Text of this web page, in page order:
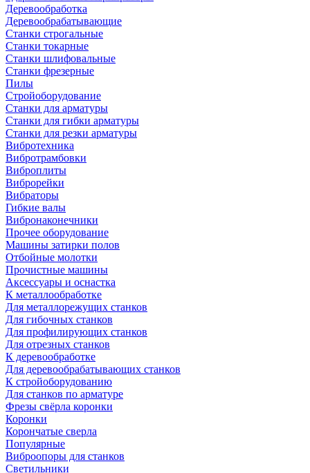
Деревообработка
Деревообрабатывающие
Станки строгальные
Станки токарные
Станки шлифовальные
Станки фрезерные
Пилы
Стройоборудование
Станки для арматуры
Станки для гибки арматуры
Станки для резки арматуры
Вибротехника
Вибротрамбовки
Виброплиты
Виброрейки
Вибраторы
Гибкие валы
Вибронаконечники
Прочее оборудование
Машины затирки полов
Отбойные молотки
Прочистные машины
Аксeccyapы и оснастка
К металлообработке
Для металлорежущих станков
Для гибочных станков
Для профилирующих станков
Для отрезных станков
К деревообработке
Для деревообрабатывающих станков
К стройоборудованию
Для станков по арматуре
Фрезы свёрла коронки
Коронки
Корончатые сверла
Популярные
Виброопоры для станков
Светильники